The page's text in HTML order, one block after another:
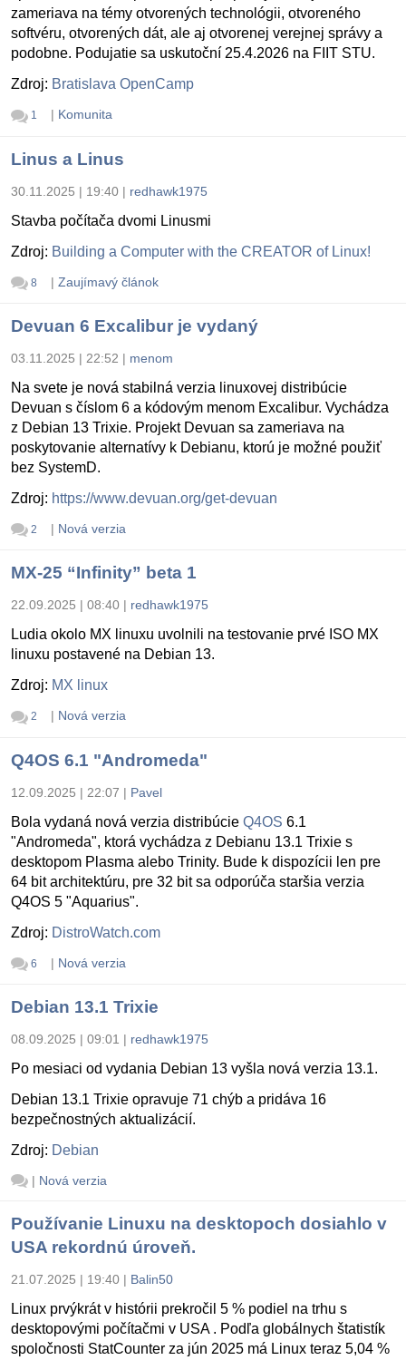
zameriava na témy otvorených technológii, otvoreného
softvéru, otvorených dát, ale aj otvorenej verejnej správy a
podobne. Podujatie sa uskutoční 25.4.2026 na FIIT STU.
Zdroj: Bratislava OpenCamp
1 | Komunita
Linus a Linus
30.11.2025 | 19:40 | redhawk1975
Stavba počítača dvomi Linusmi
Zdroj: Building a Computer with the CREATOR of Linux!
8 | Zaujímavý článok
Devuan 6 Excalibur je vydaný
03.11.2025 | 22:52 | menom
Na svete je nová stabilná verzia linuxovej distribúcie
Devuan s číslom 6 a kódovým menom Excalibur. Vychádza
z Debian 13 Trixie. Projekt Devuan sa zameriava na
poskytovanie alternatívy k Debianu, ktorú je možné použiť
bez SystemD.
Zdroj: https://www.devuan.org/get-devuan
2 | Nová verzia
MX-25 “Infinity” beta 1
22.09.2025 | 08:40 | redhawk1975
Ludia okolo MX linuxu uvolnili na testovanie prvé ISO MX
linuxu postavené na Debian 13.
Zdroj: MX linux
2 | Nová verzia
Q4OS 6.1 "Andromeda"
12.09.2025 | 22:07 | Pavel
Bola vydaná nová verzia distribúcie Q4OS 6.1
"Andromeda", ktorá vychádza z Debianu 13.1 Trixie s
desktopom Plasma alebo Trinity. Bude k dispozícii len pre
64 bit architektúru, pre 32 bit sa odporúča staršia verzia
Q4OS 5 "Aquarius".
Zdroj: DistroWatch.com
6 | Nová verzia
Debian 13.1 Trixie
08.09.2025 | 09:01 | redhawk1975
Po mesiaci od vydania Debian 13 vyšla nová verzia 13.1.
Debian 13.1 Trixie opravuje 71 chýb a pridáva 16
bezpečnostných aktualizácií.
Zdroj: Debian
| Nová verzia
Používanie Linuxu na desktopoch dosiahlo v
USA rekordnú úroveň.
21.07.2025 | 19:40 | Balin50
Linux prvýkrát v histórii prekročil 5 % podiel na trhu s
desktopovými počítačmi v USA . Podľa globálnych štatistík
spoločnosti StatCounter za jún 2025 má Linux teraz 5,04 %